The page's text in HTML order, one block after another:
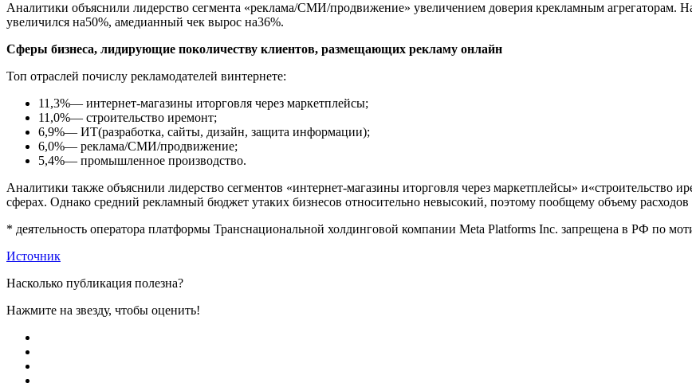
Аналитики объяснили лидерство сегмента «реклама/СМИ/продвижение» увеличением доверия крекламным агрегаторам.
увеличился на50%, амедианный чек вырос на36%.
Сферы бизнеса, лидирующие поколичеству клиентов, размещающих рекламу онлайн
Топ отраслей почислу рекламодателей винтернете:
11,3%— интернет-магазины иторговля через маркетплейсы;
11,0%— строительство иремонт;
6,9%— ИТ(разработка, сайты, дизайн, защита информации);
6,0%— реклама/СМИ/продвижение;
5,4%— промышленное производство.
Аналитики также объяснили лидерство сегментов «интернет-магазины иторговля через маркетплейсы»
сферах. Однако средний рекламный бюджет утаких бизнесов относительно невысокий, поэтому пообщему объему
* деятельность оператора платформы Транснациональной холдинговой компании Meta Platforms Inc. запрещена в РФ по
Источник
Насколько публикация полезна?
Нажмите на звезду, чтобы оценить!